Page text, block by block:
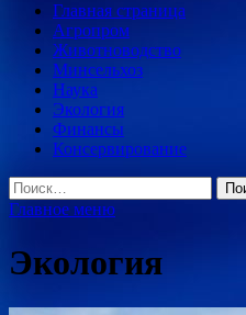
Главная страница
Агропром
Животноводство
Минсельхоз
Наука
Экология
Финансы
Консервирование
Найти:
Главное меню
Экология